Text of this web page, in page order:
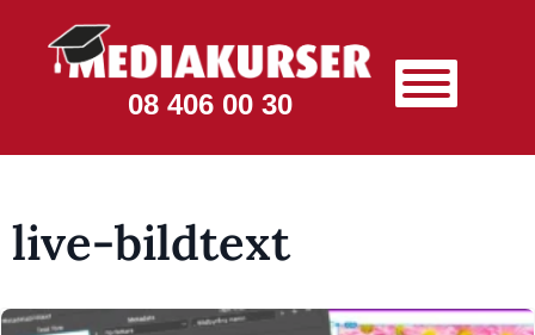
08 406 00 30
live-bildtext